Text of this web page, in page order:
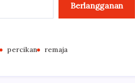
Berlangganan
percikan remaja